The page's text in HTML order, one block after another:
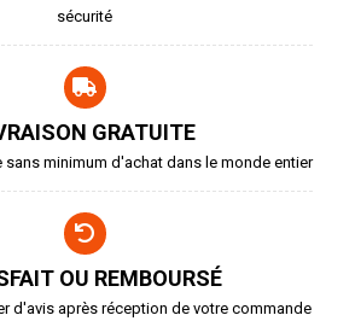
sécurité
GRATUITE
sans minimum d'achat dans le monde entier
OU REMBOURSÉ
d'avis après réception de votre commande